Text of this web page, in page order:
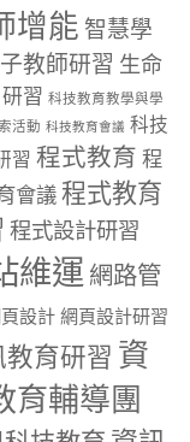
增能 智慧學
教師研習 生命
研習 科技教育教學與學
活動 科技教育會議 科技
習 程式教育 程
會議 程式教育
程式設計研習
維運 網路管
設計 網頁設計研習
教育研習 資
育輔導團